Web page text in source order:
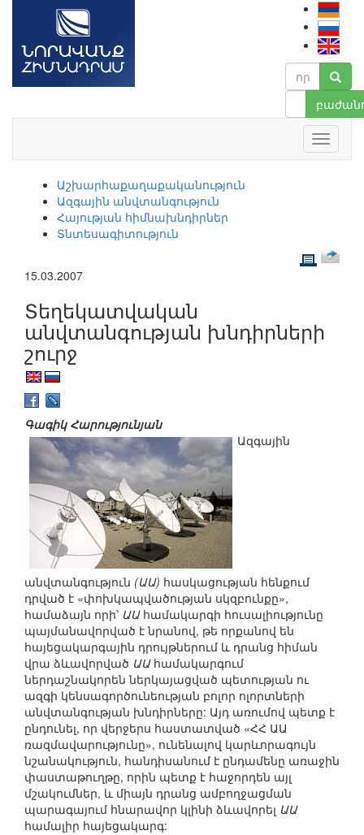
Աշխարհաքաղաքականություն
Ազգային անվտանգություն
Հայության հիմնախնդիրներ
Տնտեսագիտություն
15.03.2007
Տեղեկատվական
անվտանգության խնդիրների
շուրջ
Գագիկ Հարությունյան
Ազգային
անվտանգություն (ԱԱ) հասկացության հենքում
դրված է «փոխկապվածության սկզբունքը»,
համաձայն որի՝ ԱԱհամակարգի հուսալիությունը
պայմանավորված է նրանով, թե որքանով են
հայեցակարգային դրույթներում և դրանց հիման
վրա ձևավորված ԱԱհամակարգում
ներդաշնակորեն ներկայացված պետության ու
ազգի կենսագործունեության բոլոր ոլորտների
անվտանգության խնդիրները: Այդ առումով պետք է
ընդունել, որ վերջերս հաստատված «ՀՀ ԱԱ
ռազմավարությունը», ունենալով կարևորագույն
նշանակություն, հանդիսանում է ընդամենը առաջին
փաստաթուղթը, որին պետք է հաջորդեն այլ
մշակումներ, և միայն դրանց ամբողջացման
պարագայում հնարավոր կլինի ձևավորել ԱԱ
համալիր հայեցակարգ: